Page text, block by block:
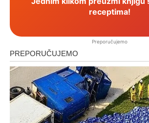
receptima!
Preporučujemo